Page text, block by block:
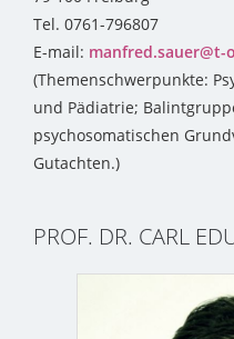
Tel. 0761-796807
E-mail: manfred.sauer@t-
(Themenschwerpunkte:
und Pädiatrie;
psychosomatischen
Gutachten.)
PROF. DR. CARL